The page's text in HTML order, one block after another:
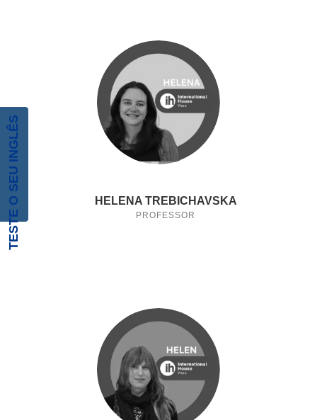
HELENA TREBICHAVSKA
PROFESSOR
TESTE O SEU INGLÊS